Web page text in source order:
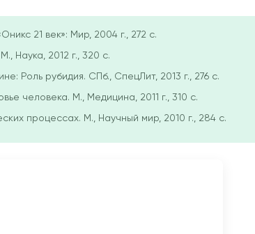
21 век»: Мир, 2004 г., 272 с.
Наука, 2012 г., 320 с.
Роль рубидия. СПб., СпецЛит, 2013 г., 276 с.
человека. М., Медицина, 2011 г., 310 с.
процессах. М., Научный мир, 2010 г., 284 с.